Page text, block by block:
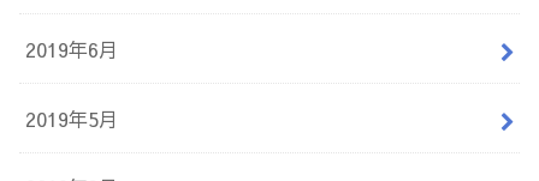
2019年6月
2019年5月